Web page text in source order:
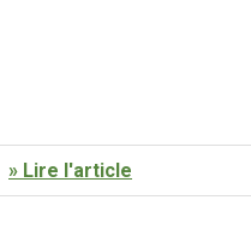
» Lire l'article